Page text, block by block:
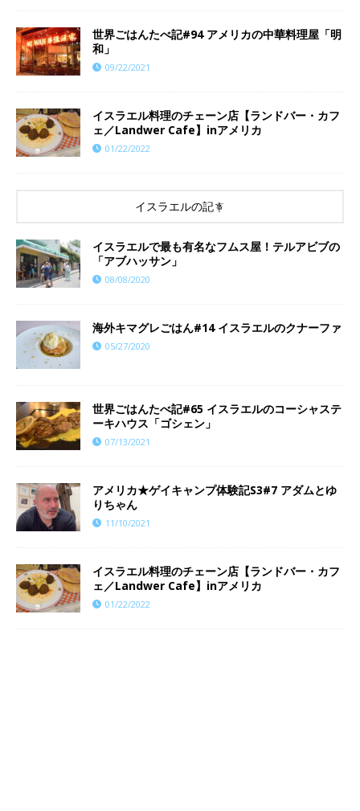
世界ごはんたべ記#94 アメリカの中華料理屋「明
和」
09/22/2021
イスラエル料理のチェーン店【ランドバー・カフ
ェ／Landwer Cafe】inアメリカ
01/22/2022
イスラエルの記事
イスラエルで最も有名なフムス屋！テルアビブの
「アブハッサン」
08/08/2020
海外キマグレごはん#14 イスラエルのクナーファ
05/27/2020
世界ごはんたべ記#65 イスラエルのコーシャステ
ーキハウス「ゴシェン」
07/13/2021
​​アメリカ★ゲイキャンプ体験記S3#7 アダムとゆ
りちゃん
11/10/2021
イスラエル料理のチェーン店【ランドバー・カフ
ェ／Landwer Cafe】inアメリカ
01/22/2022